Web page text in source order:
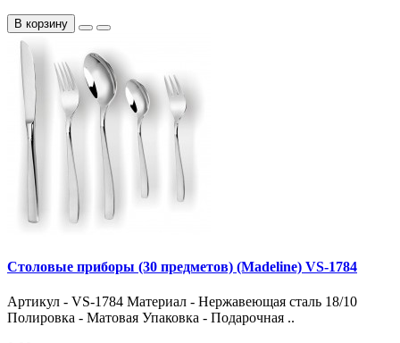
В корзину
Столовые приборы (30 предметов) (Маdeline) VS-1784
Артикул - VS-1784 Материал - Нержавеющая сталь 18/10
Полировка - Матовая Упаковка - Подарочная ..